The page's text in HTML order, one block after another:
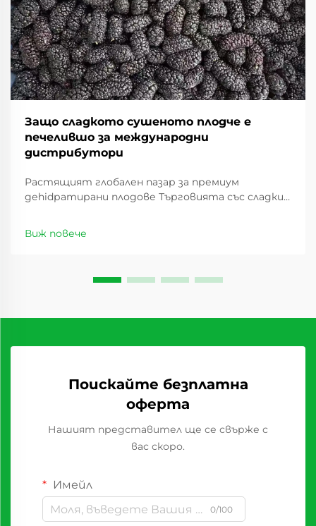
Защо сладкото сушеното плодче е
печелившо за международни
дистрибутори
Растящият глобален пазар за премиум
деhidратирани плодове Търговията със сладки
последното десетилетие, като предлага
изгодни възможности за дистрибутори по
Виж повече
Поискайте безплатна
оферта
Нашият представител ще се свърже с
вас скоро.
Имейл
0/100